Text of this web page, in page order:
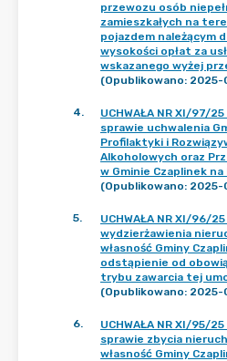
przewozu osób
zamieszkałych na
pojazdem należącym
wysokości opłat za
wskazanego wyżej
(Opublikowano:
4.
UCHWAŁA NR XI/97/
sprawie uchwalenia
Profilaktyki i
Alkoholowych oraz
w Gminie Czaplinek
(Opublikowano:
5.
UCHWAŁA NR XI/96/
wydzierżawienia
własność Gminy
odstąpienie od
trybu zawarcia tej
(Opublikowano:
6.
UCHWAŁA NR XI/95/
sprawie zbycia
własność Gminy